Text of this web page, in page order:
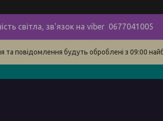
світла, зв'язок на viber 0677041005
та повідомлення будуть оброблені з 09:00